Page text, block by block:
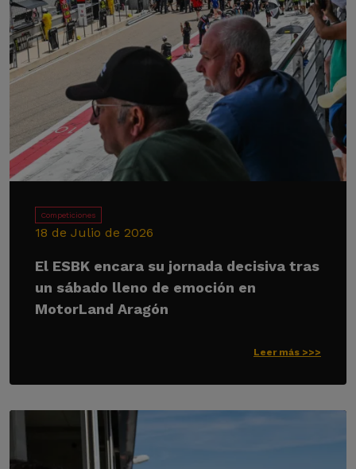
Competiciones
18 de Julio de 2026
El ESBK encara su jornada decisiva tras
un sábado lleno de emoción en
MotorLand Aragón
Leer más >>>